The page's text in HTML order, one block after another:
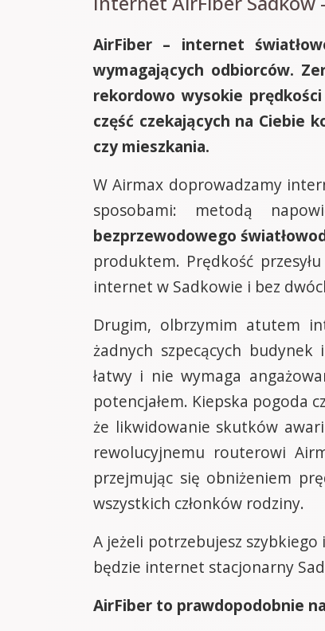
AirFiber – internet
wymagających odbiorców.
rekordowo wysokie
część czekających na Ciebie
czy mieszkania.
W Airmax doprowadzamy
sposobami: metodą
bezprzewodowego
produktem. Prędkość
internet w Sadkowie i bez
Drugim, olbrzymim atutem
żadnych szpecących
łatwy i nie wymaga
potencjałem. Kiepska pogoda
że likwidowanie skutków
rewolucyjnemu routerowi
przejmując się obniżeniem
wszystkich członków rodziny.
A jeżeli potrzebujesz
będzie internet stacjonarny
AirFiber to prawdopodobnie